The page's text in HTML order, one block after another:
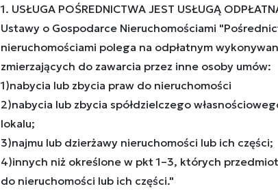
1. USŁUGA POŚREDNICTWA JEST USŁUGĄ
Ustawy o Gospodarce Nieruchomościami
nieruchomościami polega na odpłatnym
zmierzających do zawarcia przez inne osoby umów:
1)nabycia lub zbycia praw do nieruchomości
2)nabycia lub zbycia spółdzielczego
lokalu;
3)najmu lub dzierżawy nieruchomości lub ich części;
4)innych niż określone w pkt 1–3, których
do nieruchomości lub ich części."